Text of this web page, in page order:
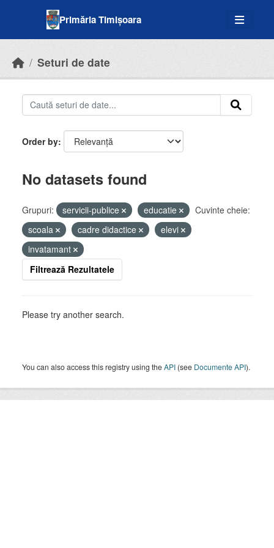
Primăria Timișoara
Seturi de date
Order by
No datasets found
Grupuri: servicii-publice educatie
Cuvinte cheie:
scoala
cadre didactice
elevi
invatamant
Filtrează Rezultatele
Please try another search.
You can also access this registry using theAPI (see Documente API).